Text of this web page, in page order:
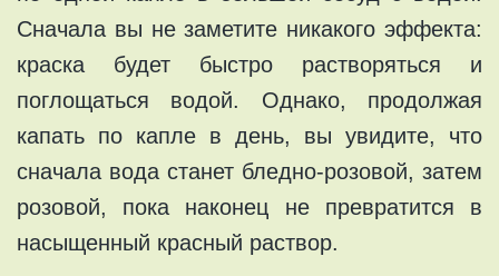
Сначала вы не заметите никакого эффекта:
краска будет быстро растворяться и
поглощаться водой. Однако, продолжая
капать по капле в день, вы увидите, что
сначала вода станет бледно-розовой, затем
розовой, пока наконец не превратится в
насыщенный красный раствор.